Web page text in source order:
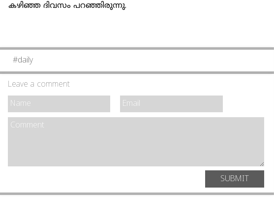
കഴിഞ്ഞ ദിവസം പറഞ്ഞിരുന്നു.
#daily
Leave a comment
SUBMIT